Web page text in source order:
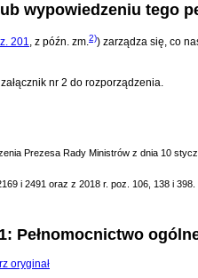
wypowiedzeniu tego
201, z późn. zm.2)) zarządza się, co
nr 2 do rozporządzenia.
Prezesa Rady Ministrów z dnia 10
i 2491 oraz z 2018 r. poz. 106, 138 i 398.
Pełnomocnictwo
oryginał